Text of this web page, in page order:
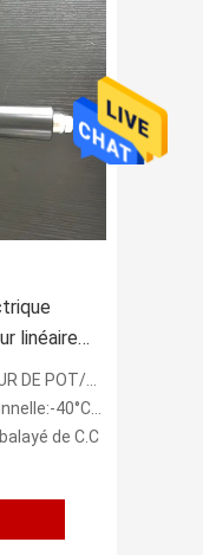
linéaire
POT/HALL
(- 104°F/150°)
de C.C